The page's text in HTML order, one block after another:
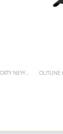
WMNS METALLIC LOGO 9FORTY NEYYAN BLKIPU OUTLINE